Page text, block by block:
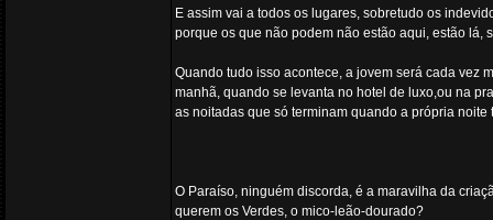
E assim vai a todos os lugares, sobretudo os
porque os que não podem não estão aqui, estão lá,
Quando tudo isso acontece, a jovem será cada vez
manhã, quando se levanta no hotel de luxo,ou na
as noitadas que só terminam quando a própria
O Paraíso, ninguém discorda, é a maravilha da
querem os Verdes, o mico-leão-dourado?